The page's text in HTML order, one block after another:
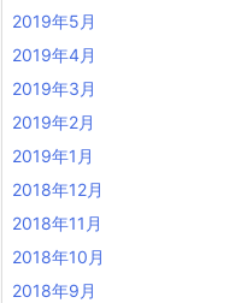
2019年5月
2019年4月
2019年3月
2019年2月
2019年1月
2018年12月
2018年11月
2018年10月
2018年9月